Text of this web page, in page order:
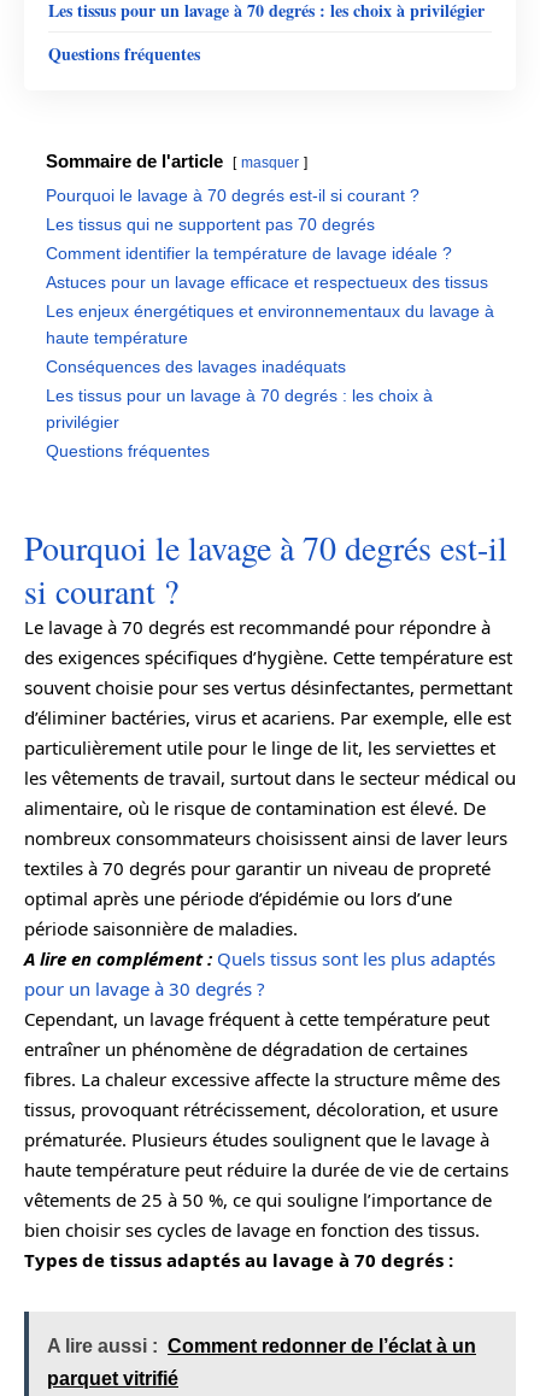
Les tissus pour un lavage à 70 degrés : les choix à privilégier
Questions fréquentes
Sommaire de l'article masquer
Pourquoi le lavage à 70 degrés est-il si courant ?
Les tissus qui ne supportent pas 70 degrés
Comment identifier la température de lavage idéale ?
Astuces pour un lavage efficace et respectueux des tissus
Les enjeux énergétiques et environnementaux du lavage à
haute température
Conséquences des lavages inadéquats
Les tissus pour un lavage à 70 degrés : les choix à
privilégier
Questions fréquentes
Pourquoi le lavage à 70 degrés est-il
si courant ?
Le lavage à 70 degrés est recommandé pour répondre à
des exigences spécifiques d’hygiène. Cette température est
souvent choisie pour ses vertus désinfectantes, permettant
d’éliminer bactéries, virus et acariens. Par exemple, elle est
particulièrement utile pour le linge de lit, les serviettes et
les vêtements de travail, surtout dans le secteur médical ou
alimentaire, où le risque de contamination est élevé. De
nombreux consommateurs choisissent ainsi de laver leurs
textiles à 70 degrés pour garantir un niveau de propreté
optimal après une période d’épidémie ou lors d’une
période saisonnière de maladies.
A lire en complément : Quels tissus sont les plus adaptés
pour un lavage à 30 degrés ?
Cependant, un lavage fréquent à cette température peut
entraîner un phénomène de dégradation de certaines
fibres. La chaleur excessive affecte la structure même des
tissus, provoquant rétrécissement, décoloration, et usure
prématurée. Plusieurs études soulignent que le lavage à
haute température peut réduire la durée de vie de certains
vêtements de 25 à 50 %, ce qui souligne l’importance de
bien choisir ses cycles de lavage en fonction des tissus.
Types de tissus adaptés au lavage à 70 degrés :
A lire aussi : Comment redonner de l’éclat à un
parquet vitrifié